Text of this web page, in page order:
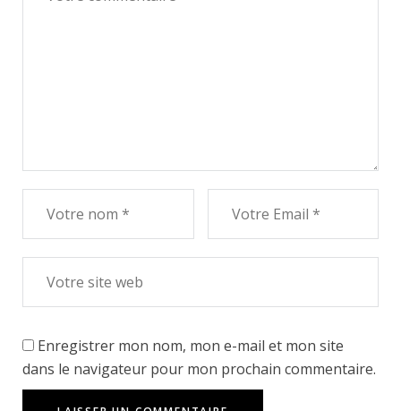
Enregistrer mon nom, mon e-mail et mon site
dans le navigateur pour mon prochain commentaire.